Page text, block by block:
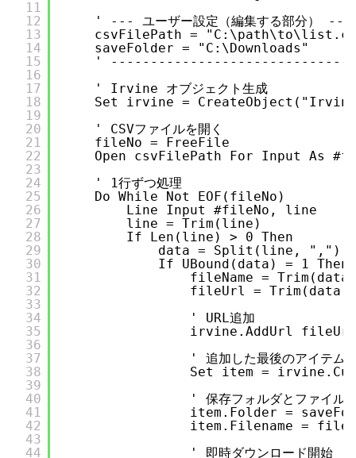
11
12
13
14
15
16
17
18
19
20
21
22
23
24
25
26
27
28
29
30
31
32
33
34
35
36
37
38
39
40
41
42
43
44
' --- ユーザー設定（編集する部分） ---
csvFilePath = "C:\path\to\list.csv"
saveFolder = "C:\Downloads"
'
' Irvine オブジェクト生成
Set irvine =
' CSVファイルを開く
fileNo = FreeFile
Open csvFilePath For Input As
' 1行ずつ処理
Do While Not EOF(fileNo)
Line Input #fileNo, line
line = Trim(line)
If Len(line) > 0 Then
data = Split(line, ",")
If UBound(data) = 1 Then
fileName =
fileUrl =
' URL追加
irvine.AddUrl
' 追加した最後のアイテム
Set item =
' 保存フォルダとファイル
item.Folder =
item.Filename =
' 即時ダウンロード開始